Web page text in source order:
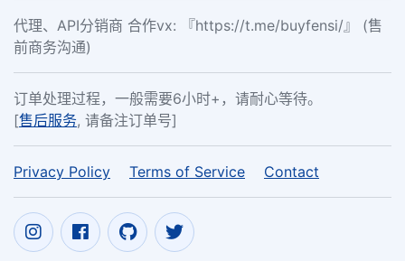
代理、API分销商 合作vx: 『https://t.me/buyfensi/』 (售
前商务沟通)
订单处理过程，一般需要6小时+，请耐心等待。
[售后服务, 请备注订单号]
Privacy Policy Terms of Service Contact